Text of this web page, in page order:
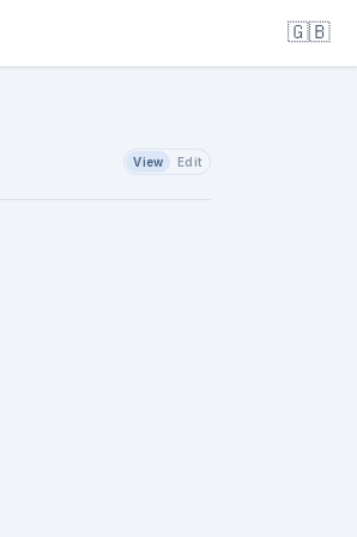
🇬🇧
View Edit